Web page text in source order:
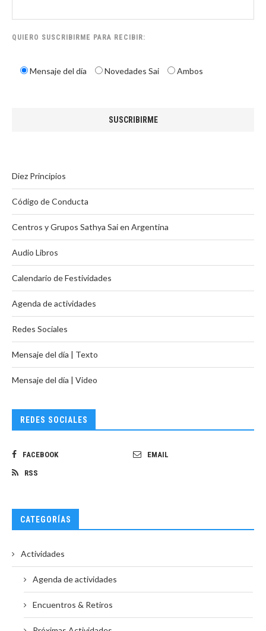
QUIERO SUSCRIBIRME PARA RECIBIR:
Mensaje del día Novedades Sai Ambos
Diez Principios
Código de Conducta
Centros y Grupos Sathya Sai en Argentina
Audio Libros
Calendario de Festividades
Agenda de actividades
Redes Sociales
Mensaje del día | Texto
Mensaje del día | Video
REDES SOCIALES
FACEBOOK EMAIL
RSS
CATEGORÍAS
Actividades
Agenda de actividades
Encuentros & Retiros